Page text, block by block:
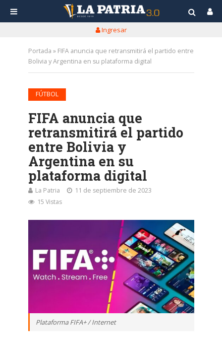
Ingresar
Portada » FIFA anuncia que retransmitirá el partido entre
Bolivia y Argentina en su plataforma digital
FÚTBOL
FIFA anuncia que
retransmitirá el partido
entre Bolivia y
Argentina en su
plataforma digital
La Patria
11 de septiembre de 2023
15 Vistas
Plataforma FIFA+ / Internet